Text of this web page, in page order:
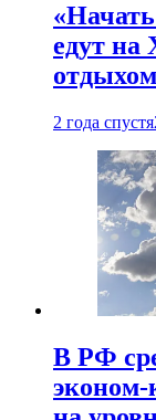
едут
2 года спустя
В РФ
эконом-